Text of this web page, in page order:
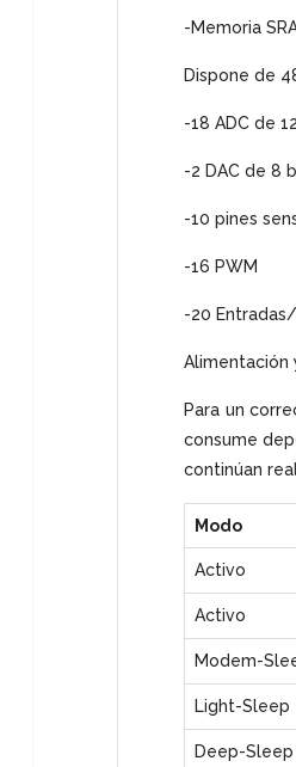
-Memoria
Dispone de
-18 ADC de
-2 DAC de 8
-10 pines
-16 PWM
-20
Alimentación
Para un
consume
continúan
Modo
Activo
Activo
Modem-
Light-Sleep
Deep-Sleep